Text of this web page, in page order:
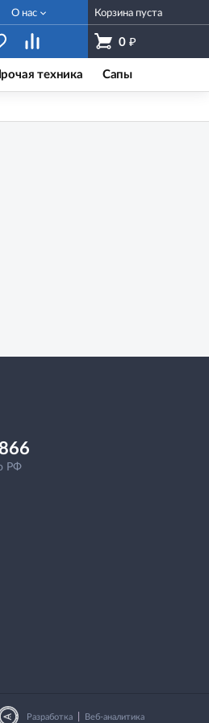
Корзина пуста
0 ₽
О нас
техника Сапы
РФ
Разработка Веб-аналитика